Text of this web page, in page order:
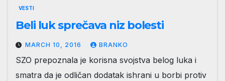
VESTI
Beli luk sprečava niz bolesti
MARCH 10, 2016 BRANKO
SZO prepoznala je korisna svojstva belog luka i
smatra da je odličan dodatak ishrani u borbi protiv